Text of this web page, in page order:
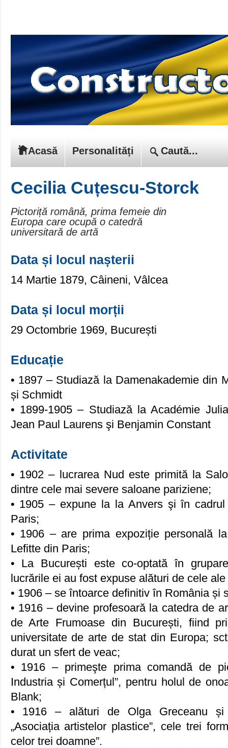
Acasă Personalități
Cecilia Cuțescu-Storck
Pictoriță română, prima femeie din
Europa care ocupă o catedră
universitară de artă
Data și locul nașterii
14 Martie 1879, Câineni, Vâlcea
Data și locul morții
29 Octombrie 1969, București
Educație
• 1897 – Studiază la Damenakademie din
și Schmidt
• 1899-1905 – Studiază la Académie
Jean Paul Laurens şi Benjamin Constant
Activitate
• 1902 – lucrarea Nud este primită la
dintre cele mai severe saloane pariziene;
• 1905 – expune la la Anvers şi în
Paris;
• 1906 – are prima expoziție personală
Lefitte din Paris;
• La București este co-optată în
lucrările ei au fost expuse alături de cele
• 1906 – se întoarce definitiv în România și
• 1916 – devine profesoară la catedra de
de Arte Frumoase din București, fiind
universitate de arte de stat din Europa;
durat un sfert de veac;
• 1916 – primeşte prima comandă de
Industria și Comerțul”, pentru holul de
Blank;
• 1916 – alături de Olga Greceanu și
„Asociația artistelor plastice”, cele trei
celor trei doamne”.